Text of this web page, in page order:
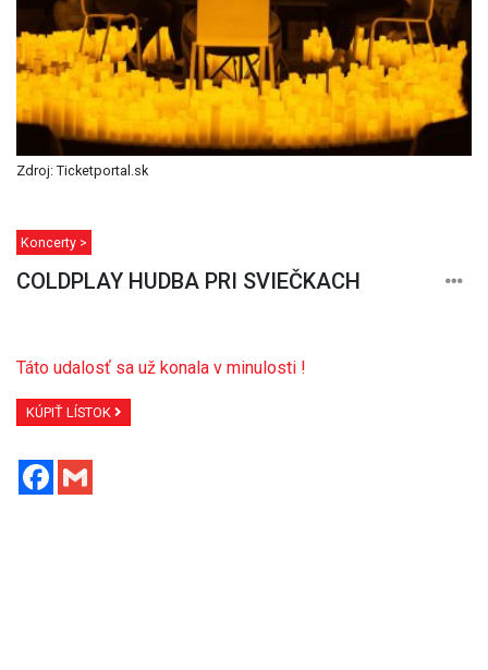
Zdroj: Ticketportal.sk
Koncerty >
COLDPLAY HUDBA PRI SVIEČKACH
Táto udalosť sa už konala v minulosti !
KÚPIŤ LÍSTOK
Facebook